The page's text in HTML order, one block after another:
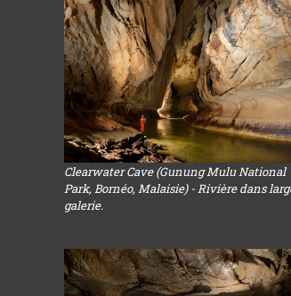
Clearwater Cave (Gunung Mulu National
Park, Bornéo, Malaisie) - Rivière dans
galerie.